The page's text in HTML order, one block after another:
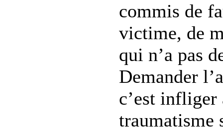
commis de
victime, de
qui n’a pas
Demander
c’est infliger
traumatisme